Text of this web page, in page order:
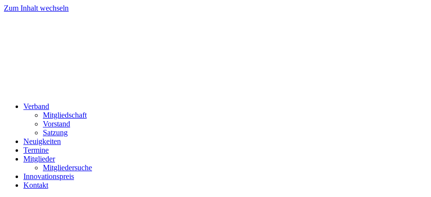
Zum Inhalt wechseln
Verband
Mitgliedschaft
Vorstand
Satzung
Neuigkeiten
Termine
Mitglieder
Mitgliedersuche
Innovationspreis
Kontakt